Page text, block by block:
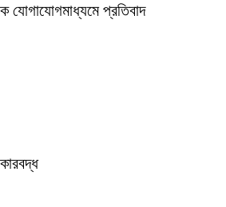
যোগাযোগমাধ্যমে প্রতিবাদ